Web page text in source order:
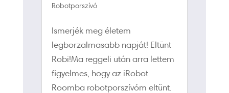
Robotporszívó
Ismerjék meg életem
legborzalmasabb napját! Eltünt
Robi!Ma reggeli után arra lettem
figyelmes, hogy az iRobot
Roomba robotporszívóm eltünt.